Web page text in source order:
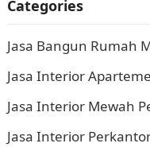
Categories
Jasa Bangun Rumah
Jasa Interior
Jasa Interior Mewah
Jasa Interior